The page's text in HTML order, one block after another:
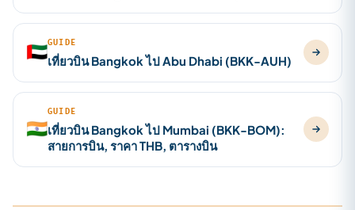
🇦🇪GUIDE
เที่ยวบิน Bangkok ไป Abu Dhabi (BKK-AUH)
🇮🇳
GUIDE
เที่ยวบิน Bangkok ไป Mumbai (BKK-BOM):
สายการบิน, ราคา THB, ตารางบิน